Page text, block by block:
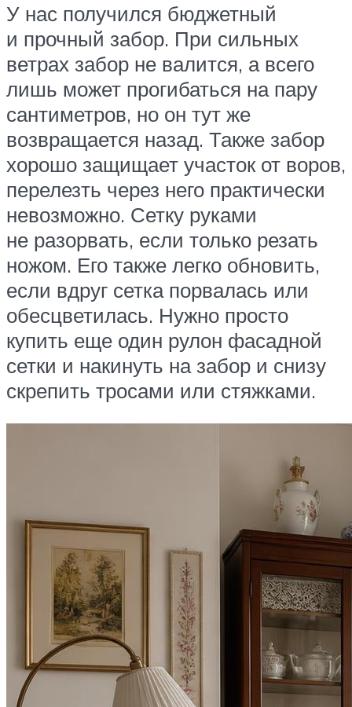
У нас получился бюджетный
и прочный забор. При сильных
ветрах забор не валится, а всего
лишь может прогибаться на пару
сантиметров, но он тут же
возвращается назад. Также забор
хорошо защищает участок от воров,
перелезть через него практически
невозможно. Сетку руками
не разорвать, если только резать
ножом. Его также легко обновить,
если вдруг сетка порвалась или
обесцветилась. Нужно просто
купить еще один рулон фасадной
сетки и накинуть на забор и снизу
скрепить тросами или стяжками.